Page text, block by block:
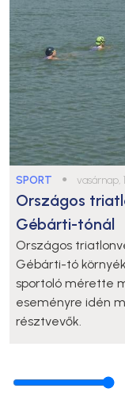
SPORT ● vasárnap,
Országos
Gébárti-tónál
Országos
Gébárti-tó
sportoló mérette
eseményre idén
résztvevők.